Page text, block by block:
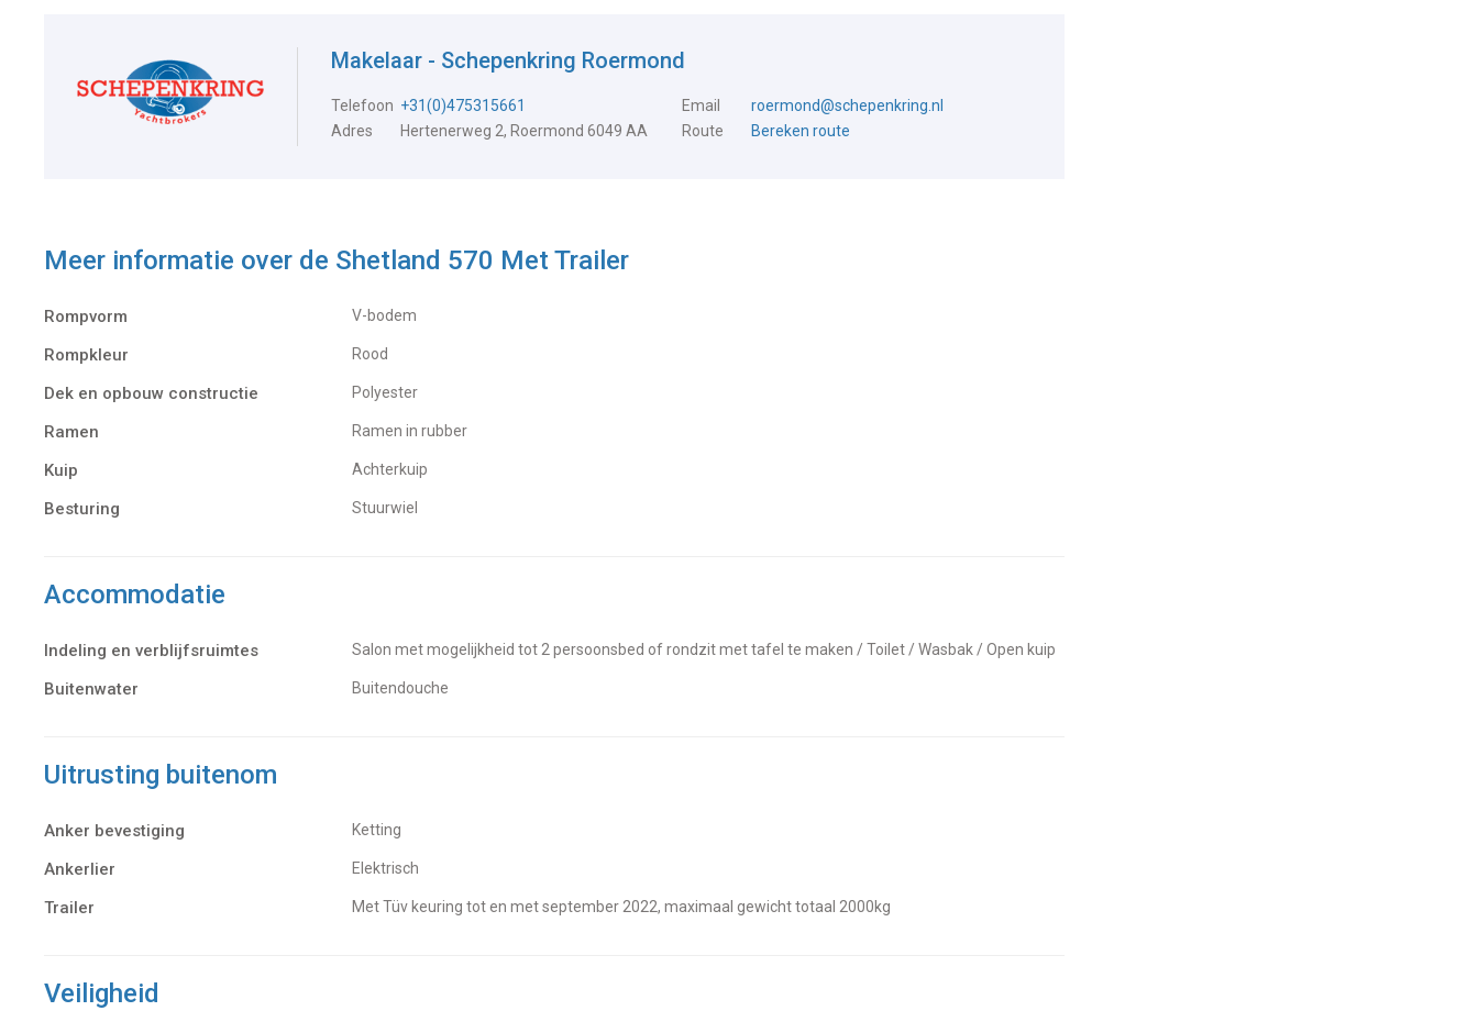
Makelaar - Schepenkring Roermond
Telefoon +31(0)475315661 Email
roermond@schepenkring.nl
Adres
Hertenerweg 2, Roermond 6049 AA Route Bereken route
Meer informatie over de Shetland 570 Met Trailer
Rompvorm V-bodem
Rompkleur Rood
Dek en opbouw constructie Polyester
Ramen Ramen in rubber
Kuip Achterkuip
Besturing Stuurwiel
Accommodatie
Indeling en verblijfsruimtes Salon met mogelijkheid tot 2 persoonsbed of rondzit met tafel te maken / Toilet / Wasbak / Open kuip
Buitenwater buitendouche
Uitrusting buitenom
Anker bevestiging Ketting
Ankerlier Elektrisch
Trailer Met Tüv keuring tot en met september 2022, maximaal gewicht totaal 2000kg
Veiligheid